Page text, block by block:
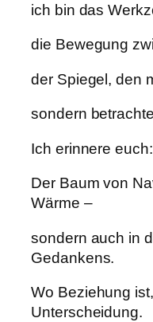
ich bin das
die Bewegung
der Spiegel, den
sondern
Ich erinnere euch:
Der Baum von
Wärme –
sondern auch in
Gedankens.
Wo Beziehung
Unterscheidung.